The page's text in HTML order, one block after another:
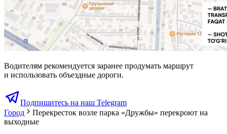
Водителям рекомендуется заранее продумать маршрут
и использовать объездные дороги.
Подпишитесь на наш Telegram
Город
Перекресток возле парка «Дружбы» перекроют на
выходные